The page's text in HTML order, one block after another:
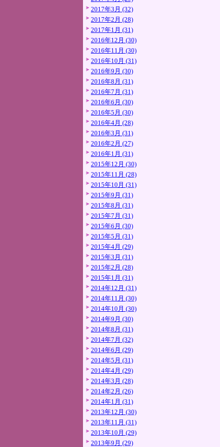
2017年3月 (32)
2017年2月 (28)
2017年1月 (31)
2016年12月 (30)
2016年11月 (30)
2016年10月 (31)
2016年9月 (30)
2016年8月 (31)
2016年7月 (31)
2016年6月 (30)
2016年5月 (30)
2016年4月 (28)
2016年3月 (31)
2016年2月 (27)
2016年1月 (31)
2015年12月 (30)
2015年11月 (28)
2015年10月 (31)
2015年9月 (31)
2015年8月 (31)
2015年7月 (31)
2015年6月 (30)
2015年5月 (31)
2015年4月 (29)
2015年3月 (31)
2015年2月 (28)
2015年1月 (31)
2014年12月 (31)
2014年11月 (30)
2014年10月 (30)
2014年9月 (30)
2014年8月 (31)
2014年7月 (32)
2014年6月 (29)
2014年5月 (31)
2014年4月 (29)
2014年3月 (28)
2014年2月 (26)
2014年1月 (31)
2013年12月 (30)
2013年11月 (31)
2013年10月 (29)
2013年9月 (29)